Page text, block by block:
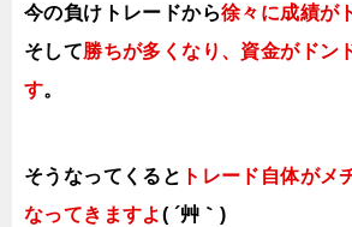
今の負けトレードから徐々に成績が
そして勝ちが多くなり、資金がドン
す。
そうなってくると トレード自体がメ
なってきますよ ( ´艸｀)